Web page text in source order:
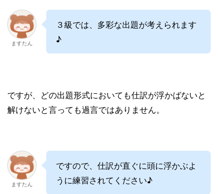
ますたん
３級では、多彩な出題が考えられます
♪
ですが、どの出題形式においても仕訳が浮かばないと
解けないと言っても過言ではありません。
ますたん
ですので、仕訳が直ぐに頭に浮かぶよ
うに練習されてください♪